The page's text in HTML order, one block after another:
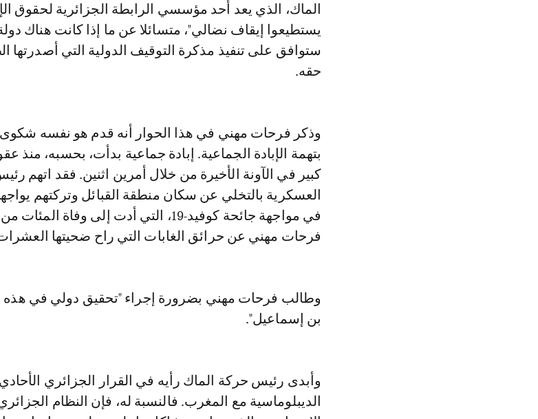
الماك، الذي يعد أحد مؤسسي الرابطة الجزائرية لحقوق
يستطيعوا إيقاف نضالي"، متسائلا عن ما إذا كانت هناك
ستوافق على تنفيذ مذكرة التوقيف الدولية التي
حقه.
وذكر فرحات مهني في هذا الحوار أنه قدم هو نفسه شكوى
بتهمة الإبادة الجماعية. إبادة جماعية بدأت، بحسبه،
كبير في الآونة الأخيرة من خلال أمرين اثنين. فقد اتهم
العسكرية بالتخلي عن سكان منطقة القبائل وتركتهم
في مواجهة جائحة كوفيد-19، التي أدت إلى
فرحات مهني عن حرائق الغابات التي راح ضحيتها
وطالب فرحات مهني بضرورة إجراء "تحقيق دولي في هذه
بن إسماعيل".
وأبدى رئيس حركة الماك رأيه في القرار الجزائري
الديبلوماسية مع المغرب. فالنسبة له، فإن النظام